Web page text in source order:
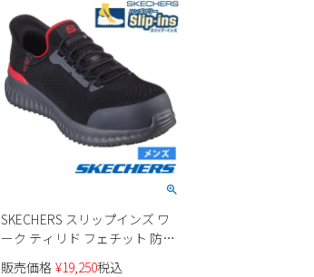
SKECHERS スリップインズ ワ
ーク ティリド フェチット 防滑
性 200206WJ
販売価格 ¥19,250税込